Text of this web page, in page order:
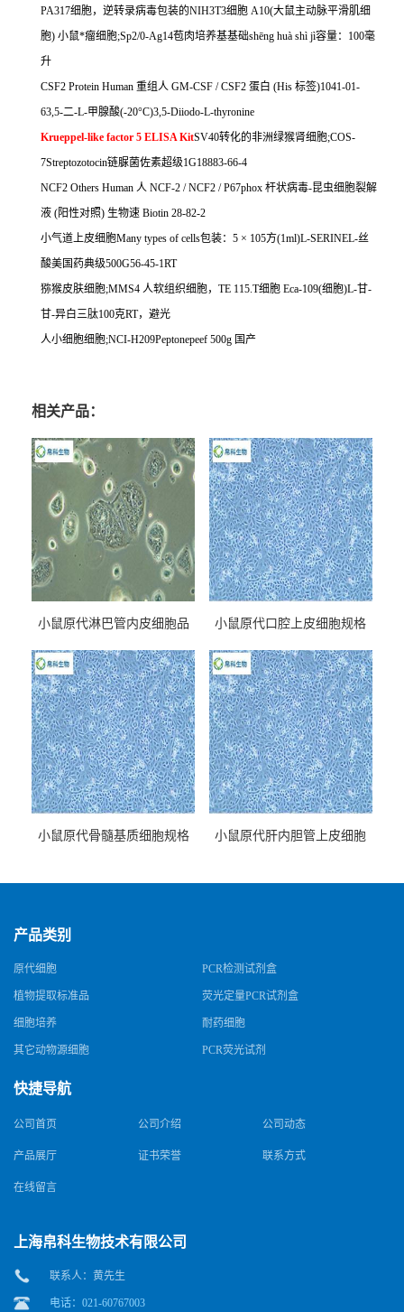
PA317细胞，逆转录病毒包装的NIH3T3细胞 A10(大鼠主动脉平滑肌细
胞) 小鼠*瘤细胞;Sp2/0-Ag14苞肉培养基基础shēng huà shì jì容量： 100毫
升
CSF2 Protein Human 重组人 GM-CSF / CSF2 蛋白 (His 标签)1041-01-
63,5-二-L-甲腺酸(-20°C)3,5-Diiodo-L-thyronine
Krueppel-like factor 5 ELISA KitSV40转化的非洲绿猴肾细胞;COS-
7Streptozotocin链脲菌佐素超级1G18883-66-4
NCF2 Others Human 人 NCF-2 / NCF2 / P67phox 杆状病毒-昆虫细胞裂解
液 (阳性对照) 生物速 Biotin 28-82-2
小气道上皮细胞Many types of cells包装： 5 × 105方(1ml)L-SERINEL-丝
酸美国药典级500G56-45-1RT
猕猴皮肤细胞;MMS4 人软组织细胞， TE 115.T细胞 Eca-109(细胞)L-甘-
甘-异白三肽100克RT，避光
人小细胞细胞;NCI-H209Peptonepeef 500g 国产
相关产品：
小鼠原代淋巴管内皮细胞品
小鼠原代口腔上皮细胞规格
小鼠原代骨髓基质细胞规格
小鼠原代肝内胆管上皮细胞
产品类别
原代细胞 PCR检测试剂盒
植物提取标准品 荧光定量PCR试剂盒
细胞培养 耐药细胞
其它动物源细胞 PCR荧光试剂
快捷导航
公司首页 公司介绍 公司动态
产品展厅 证书荣誉 联系方式
在线留言
上海帛科生物技术有限公司
联系人：黄先生
电话：021-60767003